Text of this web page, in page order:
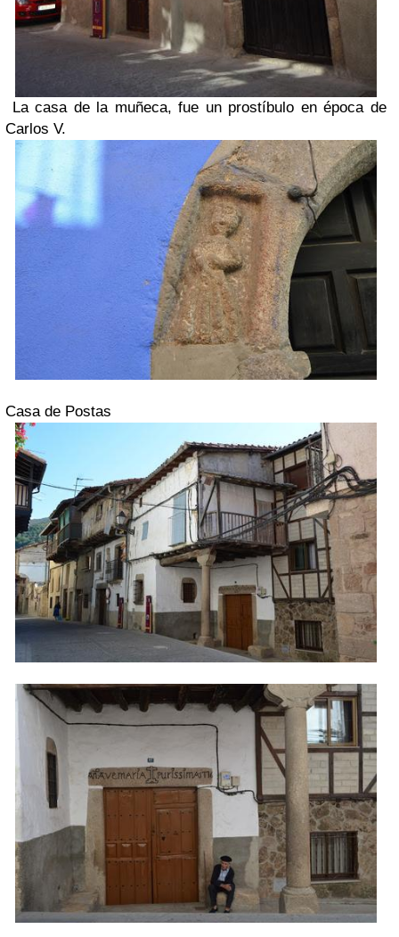
La casa de la muñeca, fue un prostíbulo en época de
Carlos V.
Casa de Postas